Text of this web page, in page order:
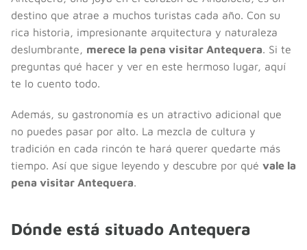
destino que atrae a muchos turistas cada año. Con su
rica historia, impresionante arquitectura y naturaleza
deslumbrante, merece la pena visitar Antequera. Si te
preguntas qué hacer y ver en este hermoso lugar, aquí
te lo cuento todo.
Además, su gastronomía es un atractivo adicional que
no puedes pasar por alto. La mezcla de cultura y
tradición en cada rincón te hará querer quedarte más
tiempo. Así que sigue leyendo y descubre por qué vale la
pena visitar Antequera.
Dónde está situado Antequera